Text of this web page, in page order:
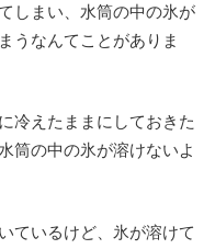
しまい、水筒の中の氷が
うなんてことがありま
冷えたままにしておきた
筒の中の氷が溶けないよ
ているけど、氷が溶けて